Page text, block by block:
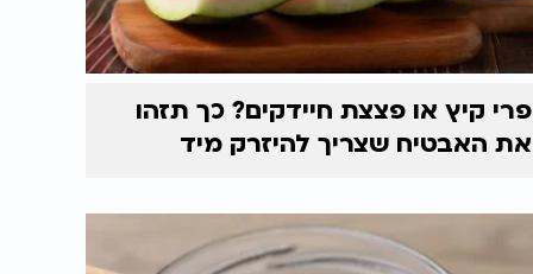
פרי קיץ או פצצת חיידקים? כך תזהו
את האבטיח שצריך להיזרק מיד